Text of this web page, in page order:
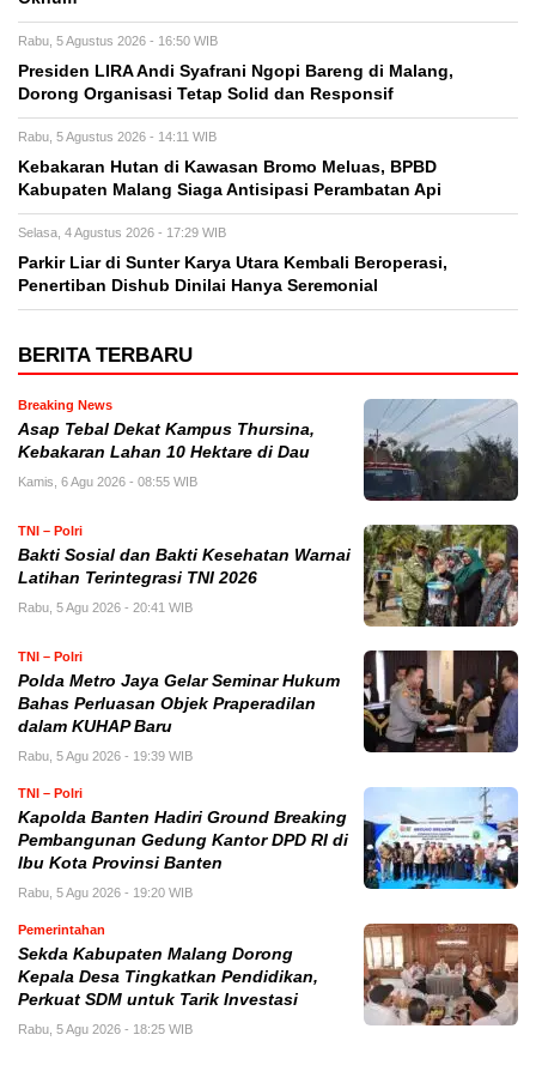
Rabu, 5 Agustus 2026 - 16:50 WIB
Presiden LIRA Andi Syafrani Ngopi Bareng di Malang,
Dorong Organisasi Tetap Solid dan Responsif
Rabu, 5 Agustus 2026 - 14:11 WIB
Kebakaran Hutan di Kawasan Bromo Meluas, BPBD
Kabupaten Malang Siaga Antisipasi Perambatan Api
Selasa, 4 Agustus 2026 - 17:29 WIB
Parkir Liar di Sunter Karya Utara Kembali Beroperasi,
Penertiban Dishub Dinilai Hanya Seremonial
BERITA TERBARU
Breaking News
Asap Tebal Dekat Kampus Thursina,
Kebakaran Lahan 10 Hektare di Dau
Kamis, 6 Agu 2026 - 08:55 WIB
TNI – Polri
Bakti Sosial dan Bakti Kesehatan Warnai
Latihan Terintegrasi TNI 2026
Rabu, 5 Agu 2026 - 20:41 WIB
TNI – Polri
Polda Metro Jaya Gelar Seminar Hukum
Bahas Perluasan Objek Praperadilan
dalam KUHAP Baru
Rabu, 5 Agu 2026 - 19:39 WIB
TNI – Polri
Kapolda Banten Hadiri Ground Breaking
Pembangunan Gedung Kantor DPD RI di
Ibu Kota Provinsi Banten
Rabu, 5 Agu 2026 - 19:20 WIB
Pemerintahan
Sekda Kabupaten Malang Dorong
Kepala Desa Tingkatkan Pendidikan,
Perkuat SDM untuk Tarik Investasi
Rabu, 5 Agu 2026 - 18:25 WIB